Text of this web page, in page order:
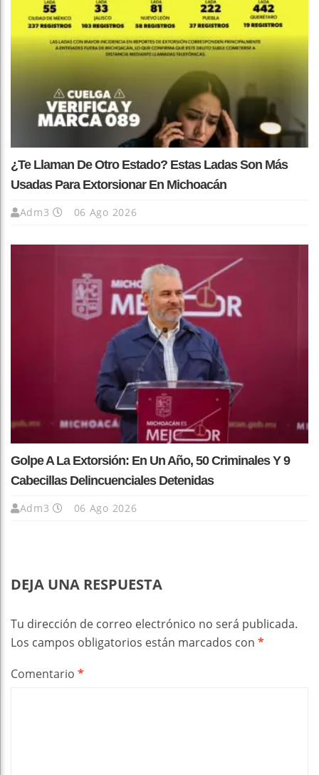
¿Te Llaman De Otro Estado? Estas Ladas Son Más
Usadas Para Extorsionar En Michoacán
Adm3 06 Ago 2026
Golpe A La Extorsión: En Un Año, 50 Criminales Y 9
Cabecillas Delincuenciales Detenidas
Adm3 06 Ago 2026
DEJA UNA RESPUESTA
Tu dirección de correo electrónico no será publicada.
Los campos obligatorios están marcados con *
Comentario *